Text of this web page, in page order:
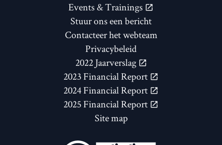
Events & Trainings
Stuur ons een bericht
Contacteer het webteam
Privacybeleid
2022 Jaarverslag
2023 Financial Report
2024 Financial Report
2025 Financial Report
Site map